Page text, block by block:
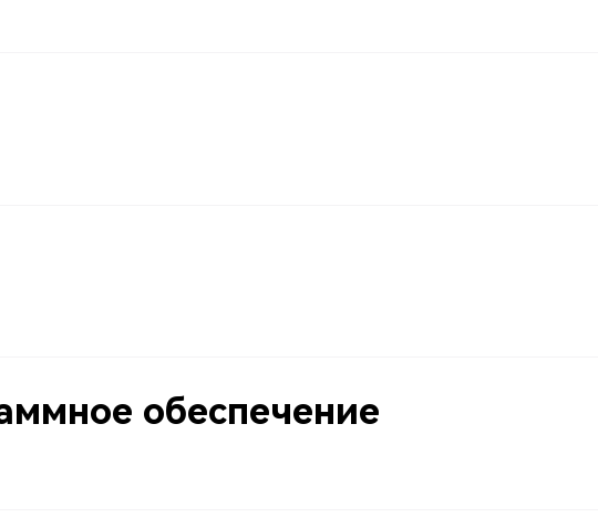
обеспечение